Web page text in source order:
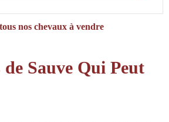
nos chevaux à vendre
Sauve Qui Peut